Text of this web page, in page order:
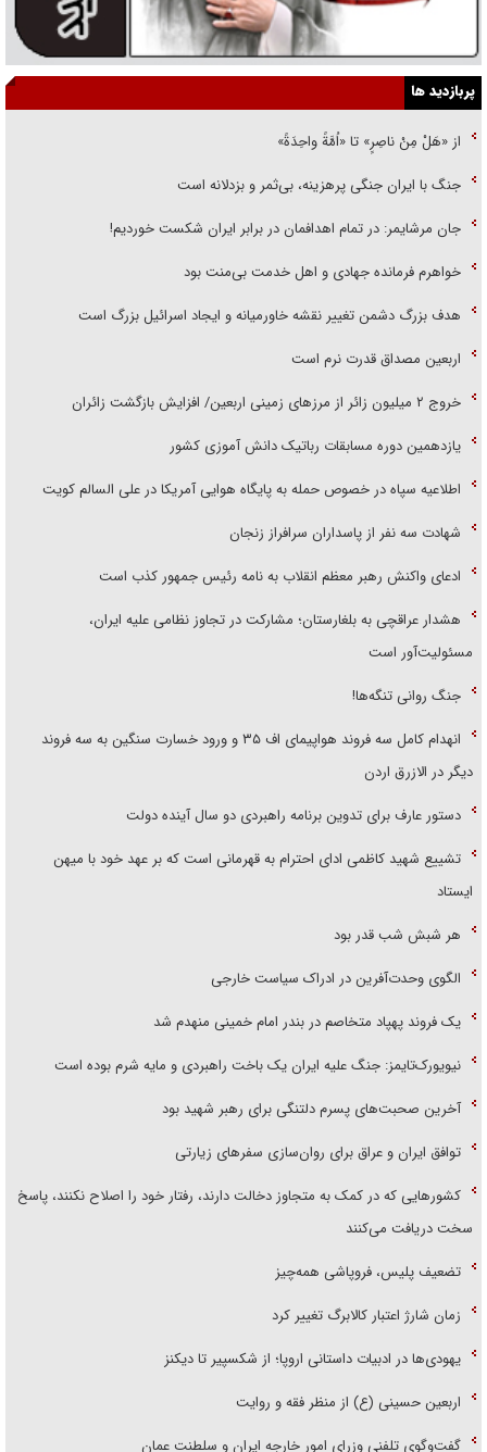
پربازدید ها
از «هَلْ مِنْ ناصِرٍ» تا «اُمَّةً واحِدَةً»
جنگ با ایران جنگی پرهزینه، بی‌ثمر و بزدلانه است
جان مرشایمر: در تمام اهدافمان در برابر ایران شکست خوردیم!
خواهرم فرمانده جهادی و اهل خدمت بی‌منت بود
هدف بزرگ دشمن تغییر نقشه خاورمیانه و ایجاد اسرائیل بزرگ است
اربعین مصداق قدرت نرم است
‌خروج ۲ میلیون زائر از مرز‌های زمینی اربعین/ افزایش بازگشت زائران
یازدهمین دوره مسابقات رباتیک دانش آموزی کشور
اطلاعیه سپاه در خصوص حمله به پایگاه هوایی آمریکا در علی السالم کویت
شهادت سه نفر از پاسداران سرافراز زنجان
ادعای واکنش رهبر معظم انقلاب به نامه رئیس جمهور کذب است
هشدار عراقچی به بلغارستان؛ مشارکت در تجاوز نظامی علیه ایران،
مسئولیت‌آور است
جنگ روانی تنگه‌ها!
انهدام کامل سه فروند هواپیمای اف ۳۵ و ورود خسارت سنگین به سه فروند
دیگر در الازرق اردن
دستور عارف برای تدوین برنامه راهبردی دو سال آینده دولت
تشییع شهید کاظمی ادای احترام به قهرمانی است که بر عهد خود با میهن
ایستاد
هر شبش شب قدر بود
الگوی وحدت‌آفرین در ادراک سیاست خارجی
یک فروند پهپاد متخاصم در بندر امام خمینی منهدم شد
نیویورک‌تایمز: جنگ علیه ایران یک باخت راهبردی و مایه شرم بوده است
آخرین صحبت‌های پسرم دلتنگی برای رهبر شهید بود
توافق ایران و عراق برای روان‌سازی سفر‌های زیارتی
کشور‌هایی که در کمک به متجاوز دخالت دارند، رفتار خود را اصلاح نکنند، پاسخ
سخت دریافت می‌کنند
تضعیف پلیس، فروپاشی همه‌چیز
زمان شارژ اعتبار کالابرگ تغییر کرد
یهودی‌ها در ادبیات داستانی اروپا؛ از شکسپیر تا دیکنز
اربعین حسینی (ع) از منظر فقه و روایت
گفت‌وگوی تلفنی وزرای امور خارجه ایران و سلطنت عمان